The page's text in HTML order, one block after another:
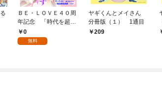
ＢＥ・ＬＯＶＥ４０周
年記念 「時代を超え
る恋愛漫画 ときめき
パック」
0
無料
ヤギくんとメイさん
分冊版（１） 1通目
209